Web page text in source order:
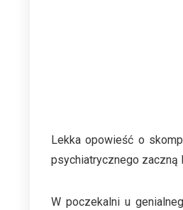
Lekka opowieść o
psychiatrycznego zaczną
W poczekalni u